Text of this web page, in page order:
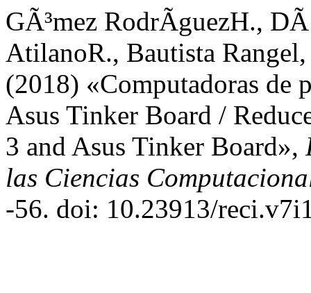
GÃ³mez RodrÃ­guezH.,
AtilanoR., Bautista
(2018) «Computadoras de
Asus Tinker Board /
3 and Asus Tinker Board»,
las Ciencias
-56. doi: 10.23913/